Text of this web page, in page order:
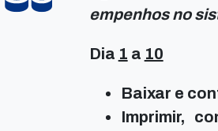
empenhos no
Dia 1 a 10
Baixar e
Imprimir,